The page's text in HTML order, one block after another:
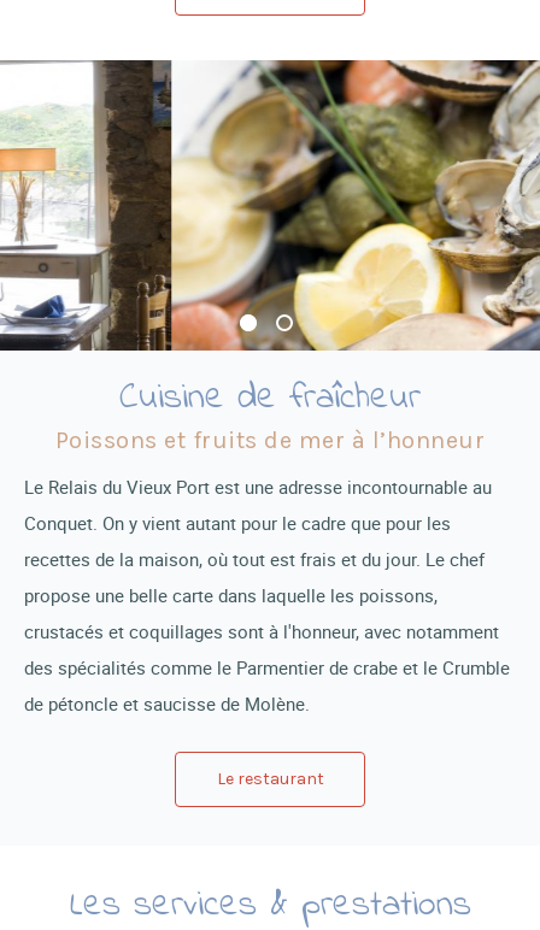
Cuisine de fraîcheur
Poissons et fruits de mer à l’honneur
Le Relais du Vieux Port est une adresse incontournable au
Conquet. On y vient autant pour le cadre que pour les
recettes de la maison, où tout est frais et du jour. Le chef
propose une belle carte dans laquelle les poissons,
crustacés et coquillages sont à l'honneur, avec notamment
des spécialités comme le Parmentier de crabe et le Crumble
de pétoncle et saucisse de Molène.
Le restaurant
Les services & prestations